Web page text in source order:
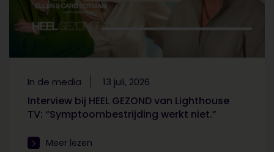
In de media 13 juli, 2026
Interview bij HEEL GEZOND van Lighthouse
TV: “Symptoombestrijding werkt niet.”
Meer lezen